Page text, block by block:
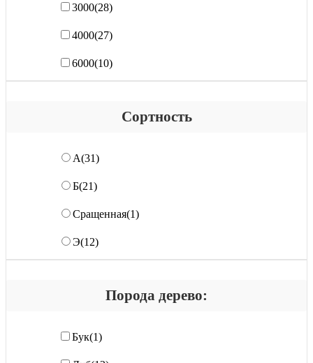
3000(28)
4000(27)
6000(10)
Сортность
А(31)
Б(21)
Сращенная(1)
Э(12)
Порода дерево:
Бук(1)